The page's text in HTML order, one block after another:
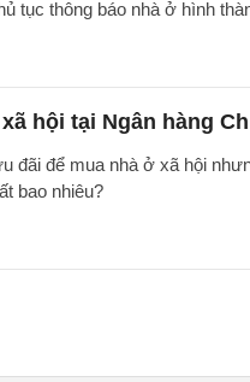
tục thông báo nhà ở hình
hội tại Ngân hàng
đãi để mua nhà ở xã hội
bao nhiêu?